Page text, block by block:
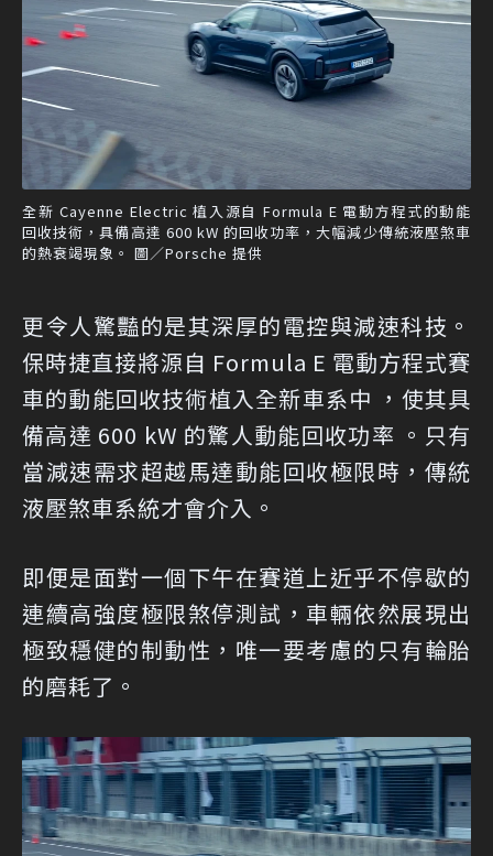
全新 Cayenne Electric 植入源自 Formula E 電動方程式的動能
回收技術，具備高達 600 kW 的回收功率，大幅減少傳統液壓煞車
的熱衰竭現象。 圖／Porsche 提供
更令人驚豔的是其深厚的電控與減速科技。
保時捷直接將源自 Formula E 電動方程式賽
車的動能回收技術植入全新車系中 ，使其具
備高達 600 kW 的驚人動能回收功率 。只有
當減速需求超越馬達動能回收極限時，傳統
液壓煞車系統才會介入。
即便是面對一個下午在賽道上近乎不停歇的
連續高強度極限煞停測試，車輛依然展現出
極致穩健的制動性，唯一要考慮的只有輪胎
的磨耗了。